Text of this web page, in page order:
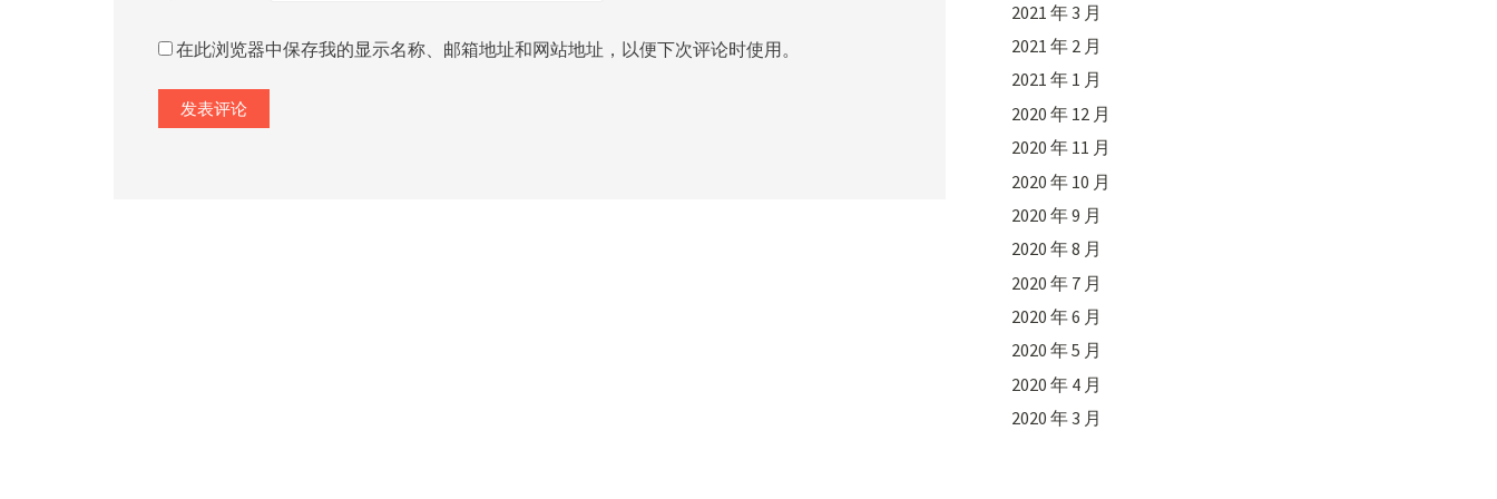
在此浏览器中保存我的显示名称、邮箱地址和网站地址，以便下次评论时使用。
2021 年 3 月
2021 年 2 月
2021 年 1 月
2020 年 12 月
2020 年 11 月
2020 年 10 月
2020 年 9 月
2020 年 8 月
2020 年 7 月
2020 年 6 月
2020 年 5 月
2020 年 4 月
2020 年 3 月